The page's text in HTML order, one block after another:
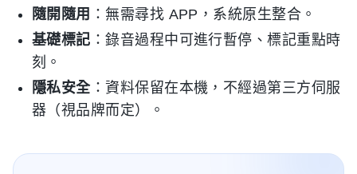
隨開隨用 ：無需尋找 APP，系統原生整合。
基礎標記 ：錄音過程中可進行暫停、標記重點時
刻。
隱私安全：資料保留在本機，不經過第三方伺服
器（視品牌而定）。